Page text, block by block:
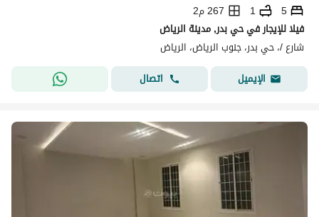
5
1
267 م2
فيلا للإيجار في حي بدر, مدينة الرياض
شارع /، حي بدر، جنوب الرياض، الرياض
الإيميل
اتصال